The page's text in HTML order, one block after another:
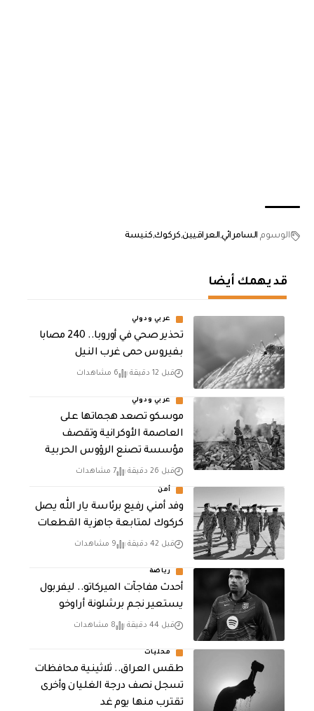
الوسوم السامرائي العراقيين كركوك كنيسة
قد يهمك أيضا
عربي ودولي
تحذير صحي في أوروبا.. 240 مصابا
بفيروس حمى غرب النيل
قبل 12 دقيقة 6 مشاهدات
عربي ودولي
موسكو تصعد هجماتها على
العاصمة الأوكرانية وتقصف
مؤسسة تصنع الرؤوس الحربية
قبل 26 دقيقة 7 مشاهدات
أمن
وفد أمني رفيع برئاسة يار الله يصل
كركوك لمتابعة جاهزية القطعات
قبل 42 دقيقة 9 مشاهدات
رياضة
أحدث مفاجآت الميركاتو.. ليفربول
يستعير نجم برشلونة أراوخو
قبل 44 دقيقة 8 مشاهدات
محليات
طقس العراق.. ثلاثينية محافظات
تسجل نصف درجة الغليان وأخرى
تقترب منها يوم غد